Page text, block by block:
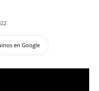
en Google